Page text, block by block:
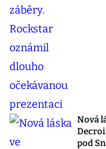
Nová
pod